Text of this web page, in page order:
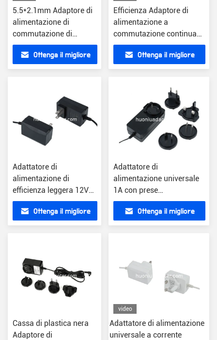
5.5*2.1mm Adaptore di
alimentazione di
commutazione di
efficienza universale per
la protezione da
tensione 12V DC
Ottenga il migliore
Efficienza Adaptore di
alimentazione a
commutazione continua
12v certificato
CE/FCC/RoHS
Ottenga il migliore
Adattatore di
alimentazione di
efficienza leggera 12V
uscita CC 5.5*2.1mm
Protezione da
sovraccarico del
Ottenga il migliore
Adattatore di
alimentazione universale
1A con prese
intercambiabili
Ottenga il migliore
Cassa di plastica nera
Adaptore di
video
Adattatore di alimentazione
universale a corrente